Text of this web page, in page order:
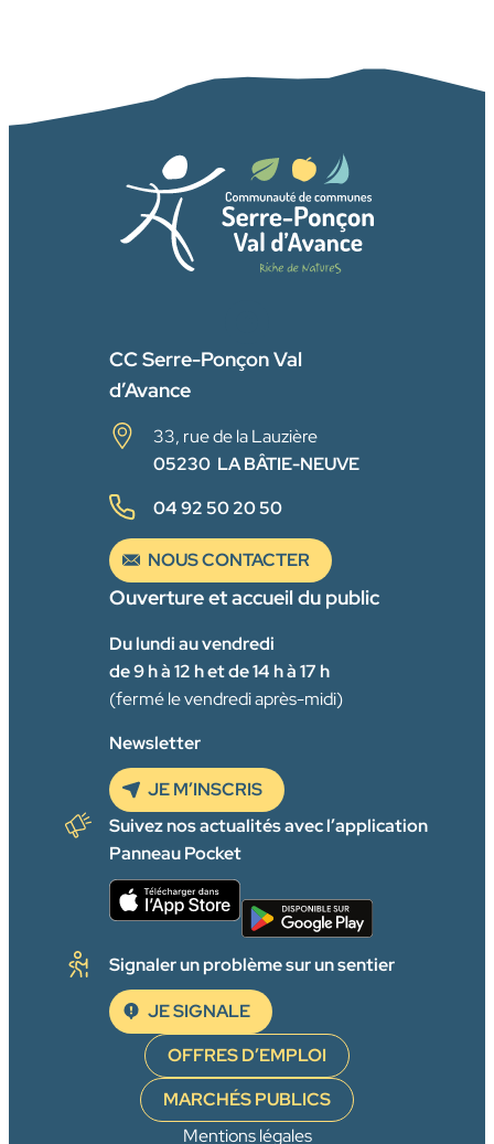
CC Serre-Ponçon Val
d’Avance
33, rue de la Lauzière
05230 LA BÂTIE-NEUVE
04 92 50 20 50
NOUS CONTACTER
Ouverture et accueil du public
Du lundi au vendredi
de 9 h à 12 h et de 14 h à 17 h
(fermé le vendredi après-midi)
Newsletter
JE M’INSCRIS
Suivez nos actualités avec l’application
Panneau Pocket
Signaler un problème sur un sentier
JE SIGNALE
OFFRES D’EMPLOI
MARCHÉS PUBLICS
Mentions légales